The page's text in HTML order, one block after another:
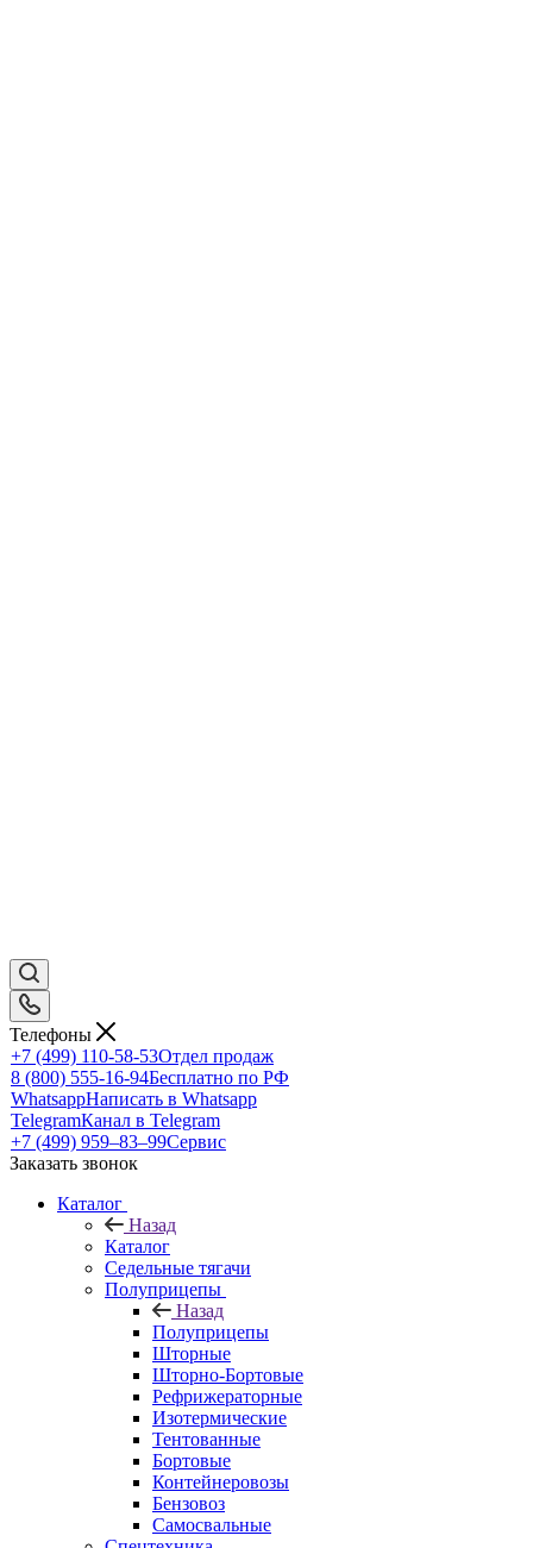
Телефоны
+7 (499) 110-58-53Отдел продаж
8 (800) 555-16-94Бесплатно по РФ
WhatsappНаписать в Whatsapp
TelegramКанал в Telegram
+7 (499) 959‒83‒99Сервис
Заказать звонок
Каталог
Назад
Каталог
Седельные тягачи
Полуприцепы
Назад
Полуприцепы
Шторные
Шторно-Бортовые
Рефрижераторные
Изотермические
Тентованные
Бортовые
Контейнеровозы
Бензовоз
Самосвальные